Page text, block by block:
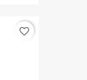
favorite_border